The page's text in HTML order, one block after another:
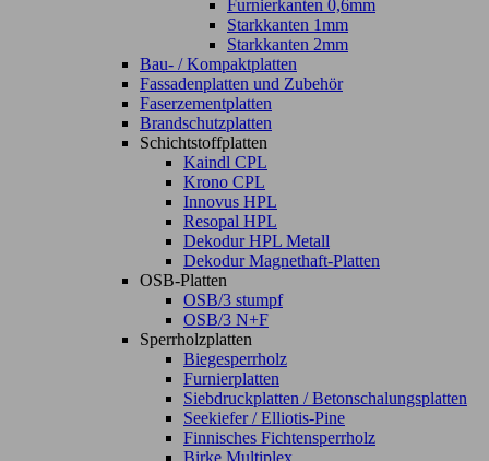
Furnierkanten 0,6mm
Starkkanten 1mm
Starkkanten 2mm
Bau- / Kompaktplatten
Fassadenplatten und Zubehör
Faserzementplatten
Brandschutzplatten
Schichtstoffplatten
Kaindl CPL
Krono CPL
Innovus HPL
Resopal HPL
Dekodur HPL Metall
Dekodur Magnethaft-Platten
OSB-Platten
OSB/3 stumpf
OSB/3 N+F
Sperrholzplatten
Biegesperrholz
Furnierplatten
Siebdruckplatten / Betonschalungsplatten
Seekiefer / Elliotis-Pine
Finnisches Fichtensperrholz